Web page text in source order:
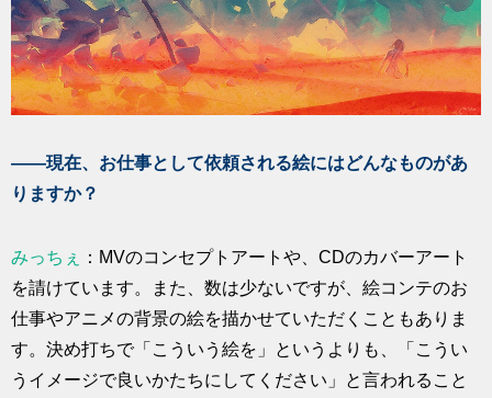
――現在、お仕事として依頼される絵にはどんなものがあ
りますか？
みっちぇ
：MVのコンセプトアートや、CDのカバーアート
を請けています。また、数は少ないですが、絵コンテのお
仕事やアニメの背景の絵を描かせていただくこともありま
す。決め打ちで「こういう絵を」というよりも、「こうい
うイメージで良いかたちにしてください」と言われること